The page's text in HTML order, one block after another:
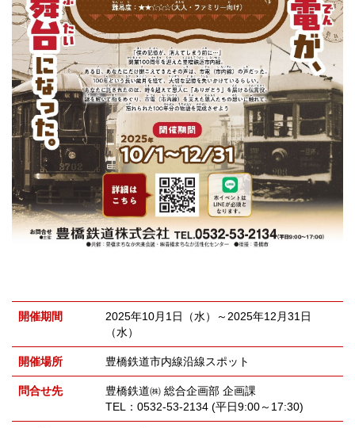
開催期間
2025年10月1日（水）～2025年12月31日
（水）
開催場所 豊橋鉄道市内線沿線スポット
問合せ先
豊橋鉄道㈱ 総合企画部 企画課
TEL：0532-53-2134 (平日9:00～17:30)